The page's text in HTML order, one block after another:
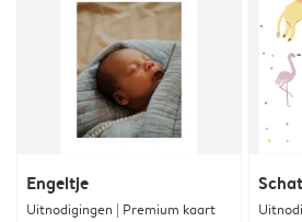
Engeltje
Uitnodigingen | Premium kaart